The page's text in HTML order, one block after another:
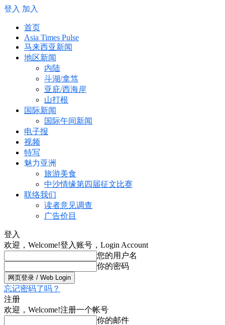
登入 加入
首页
Asia Times Pulse
马来西亚新闻
地区新闻
内陆
斗湖/拿笃
亚庇/西海岸
山打根
国际新闻
国际午间新闻
电子报
视频
特写
魅力亚洲
旅游美食
中沙情缘第四届征文比赛
联络我们
读者意见调查
广告价目
登入
欢迎，Welcome!登入账号，Login Account
您的用户名
你的密码
忘记密码了吗？
注册
欢迎，Welcome!注册一个帐号
你的邮件